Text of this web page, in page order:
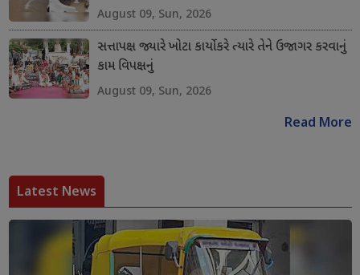
August 09, Sun, 2026
સત્તાપક્ષ જ્યારે ખોટા કાર્યો કરે ત્યારે તેને ઉજાગર કરવાનું
કામ વિપક્ષનું
August 09, Sun, 2026
Read More
Latest News